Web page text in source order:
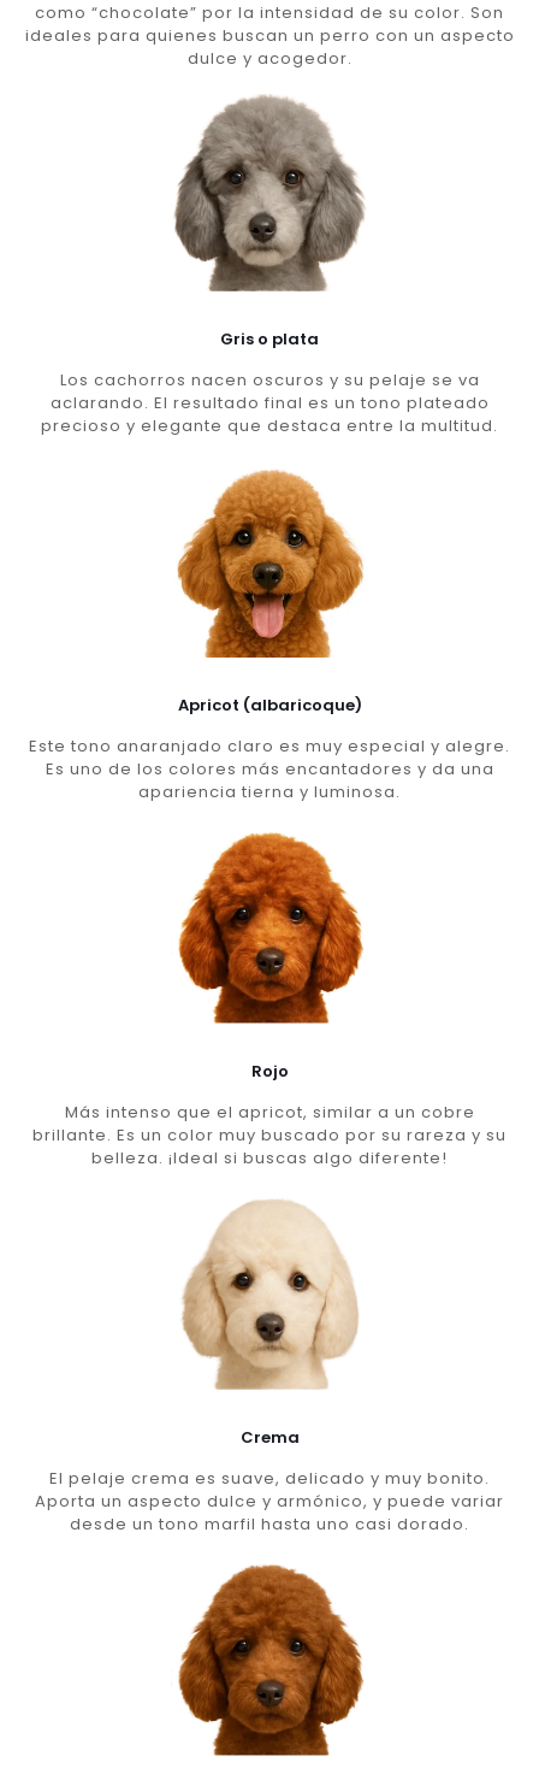
como “chocolate” por la intensidad de su color. Son
ideales para quienes buscan un perro con un aspecto
dulce y acogedor.
Gris o plata
Los cachorros nacen oscuros y su pelaje se va
aclarando. El resultado final es un tono plateado
precioso y elegante que destaca entre la multitud.
Apricot (albaricoque)
Este tono anaranjado claro es muy especial y alegre.
Es uno de los colores más encantadores y da una
apariencia tierna y luminosa.
Rojo
Más intenso que el apricot, similar a un cobre
brillante. Es un color muy buscado por su rareza y su
belleza. ¡Ideal si buscas algo diferente!
Crema
El pelaje crema es suave, delicado y muy bonito.
Aporta un aspecto dulce y armónico, y puede variar
desde un tono marfil hasta uno casi dorado.